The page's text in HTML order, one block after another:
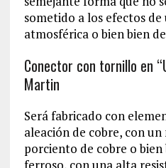
sometido a los efectos de
atmosférica o bien bien
Conector con tornillo en
Martin
Será fabricado con
aleación de cobre, con
porciento de cobre o
ferroso, con una alta